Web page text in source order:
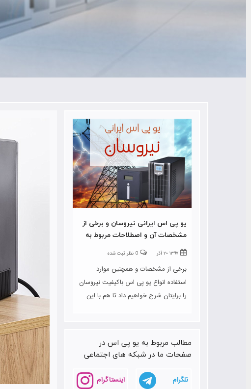
یو پی اس ایرانی نیروسان و برخی از
مشخصات آن و اصطلاحات مربوط به
یو پی اس
۱۳۹۷ ۲۰ آذر 0 نظر ثبت شده
برخی از مشخصات و همچنین موارد
استفاده انواع یو پی اس باکیفیت نیروسان
را برایتان شرح خواهیم داد تا هم با این
حوزه نیز اشاره خواهیم کرد
مطالب مربوط به یو پی اس در
صفحات ما در شبکه های اجتماعی
تلگرام اینستاگرام